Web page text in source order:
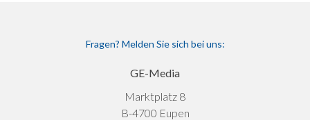
Fragen? Melden Sie sich bei uns:
GE-Media
Marktplatz 8
B-4700 Eupen